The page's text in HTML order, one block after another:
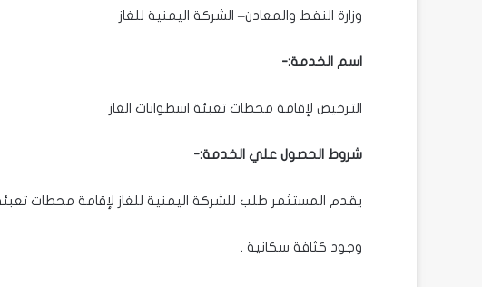
وزارة النفط والمعادن– الشركة اليمنية للغاز
اسم الخدمة:-
الترخيص لإقامة محطات تعبئة اسطوانات الغاز
شروط الحصول علي الخدمة:-
يقدم المستثمر طلب للشركة اليمنية للغاز لإقامة محطات تعبئة
وجود كثافة سكانية .